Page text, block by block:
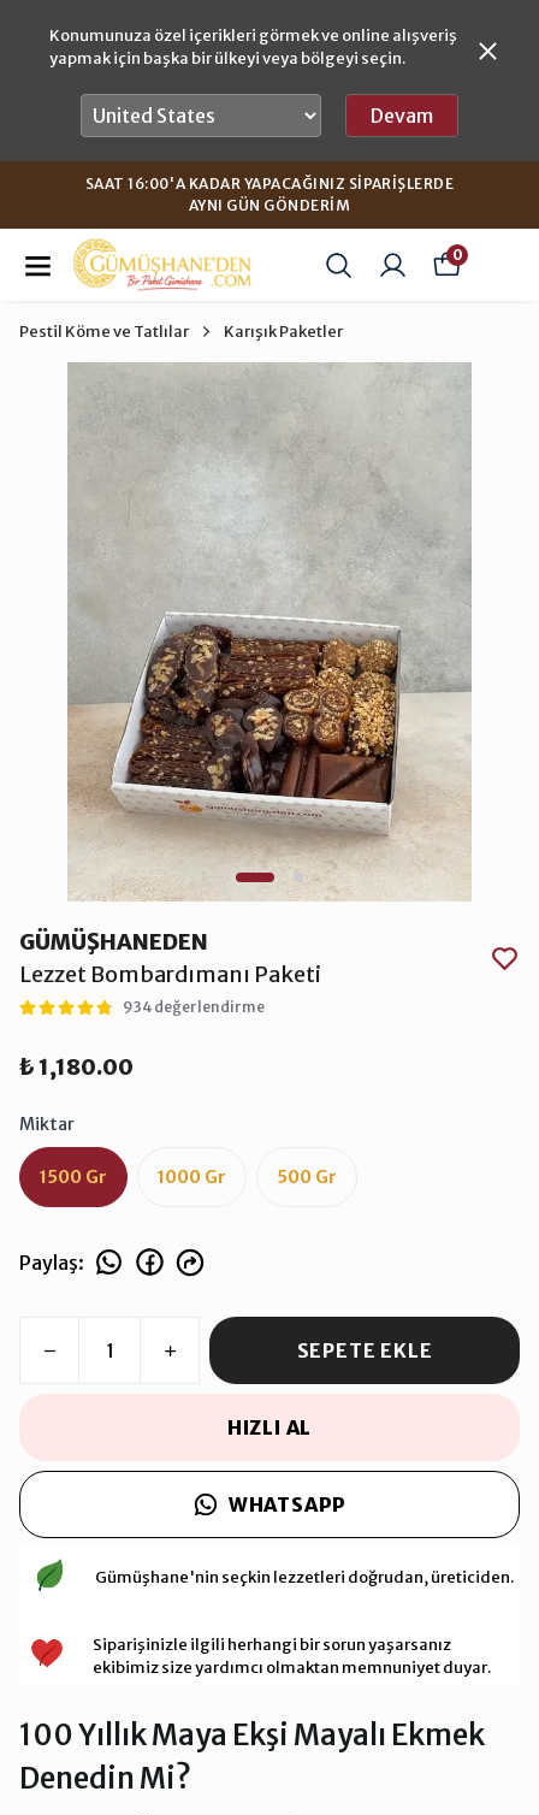
Konumunuza özel içerikleri görmek ve online alışveriş
yapmak için başka bir ülkeyi veya bölgeyi seçin.
Devam
SAAT 16:00'A KADAR YAPACAĞINIZ SIPARIŞLERDE
AYNI GÜN GÖNDERIM
0
Pestil Köme ve Tatlılar Karışık Paketler
GÜMÜŞHANEDEN
Lezzet Bombardımanı Paketi
934 değerlendirme
₺ 1,180.00
Miktar
1500 Gr 1000 Gr 500 Gr
Paylaş:
SEPETE EKLE
HIZLI AL
WHATSAPP
Gümüşhane'nin seçkin lezzetleri doğrudan, üreticiden.
Siparişinizle ilgili herhangi bir sorun yaşarsanız
ekibimiz size yardımcı olmaktan memnuniyet duyar.
100 Yıllık Maya Ekşi Mayalı Ekmek
Denedin Mi?